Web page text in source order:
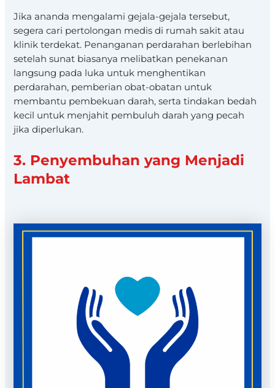
Jika ananda mengalami gejala-gejala tersebut,
segera cari pertolongan medis di rumah sakit atau
klinik terdekat. Penanganan perdarahan berlebihan
setelah sunat biasanya melibatkan penekanan
langsung pada luka untuk menghentikan
perdarahan, pemberian obat-obatan untuk
membantu pembekuan darah, serta tindakan bedah
kecil untuk menjahit pembuluh darah yang pecah
jika diperlukan.
3. Penyembuhan yang Menjadi
Lambat